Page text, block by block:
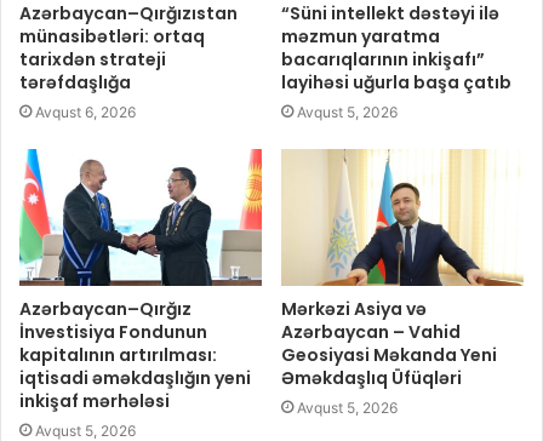
Azərbaycan–Qırğızıstan
münasibətləri: ortaq
tarixdən strateji
tərəfdaşlığa
Avqust 6, 2026
“Süni intellekt dəstəyi ilə
məzmun yaratma
bacarıqlarının inkişafı”
layihəsi uğurla başa çatıb
Avqust 5, 2026
Azərbaycan–Qırğız
İnvestisiya Fondunun
kapitalının artırılması:
iqtisadi əməkdaşlığın yeni
inkişaf mərhələsi
Avqust 5, 2026
Mərkəzi Asiya və
Azərbaycan – Vahid
Geosiyasi Məkanda Yeni
Əməkdaşlıq Üfüqləri
Avqust 5, 2026